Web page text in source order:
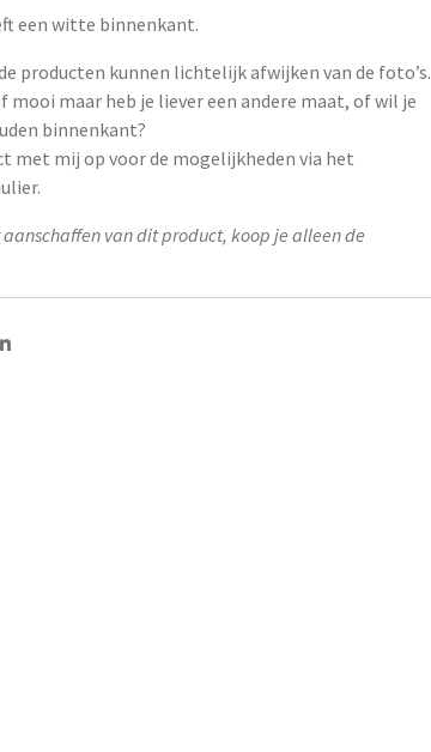
een witte binnenkant.
producten kunnen lichtelijk afwijken van de foto’s.
mooi maar heb je liever een andere maat, of wil je
binnenkant?
met mij op voor de mogelijkheden via het
aanschaffen van dit product, koop je alleen de
S